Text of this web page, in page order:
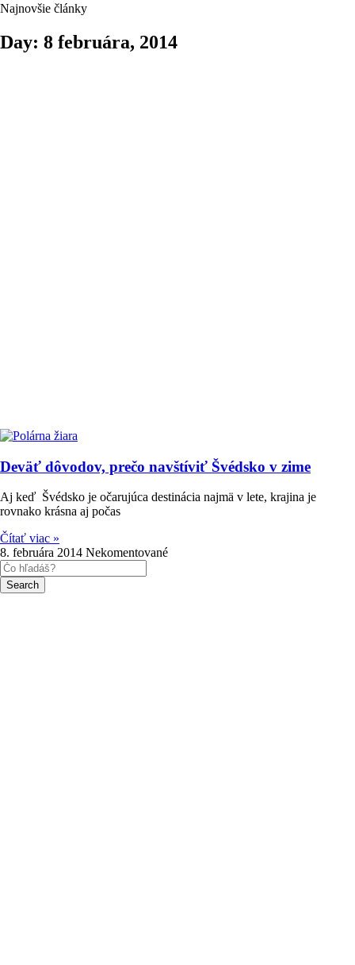
Najnovšie články
Day: 8 februára, 2014
Deväť dôvodov, prečo navštíviť Švédsko v zime
Aj keď Švédsko je očarujúca destinácia najmä v lete, krajina je
rovnako krásna aj počas
Čítať viac »
8. februára 2014 Nekomentované
Search